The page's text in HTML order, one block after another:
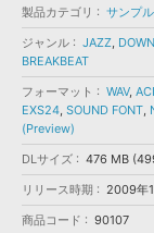
効果音 »
BGM »
FAQ »
お問い合わせ »
APS
ランキング
製品カテゴリ
サンプ
ジャンル
JAZZ,
BREAKBEAT
フォーマット
WAV,
EXS24, SOUND FONT,
(Preview)
DLサイズ
476 MB
リリース時期
2009年
商品コード
90107